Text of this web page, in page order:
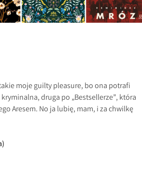
moje guilty pleasure, bo ona potrafi
druga po „Bestsellerze”, która
Aresem. No ja lubię, mam, i za chwilkę